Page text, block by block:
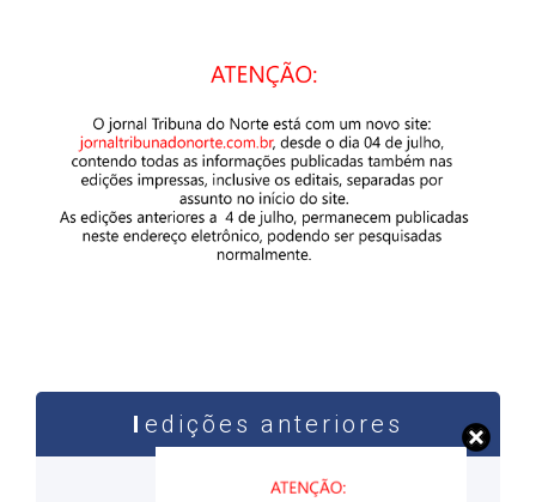
edições anteriores